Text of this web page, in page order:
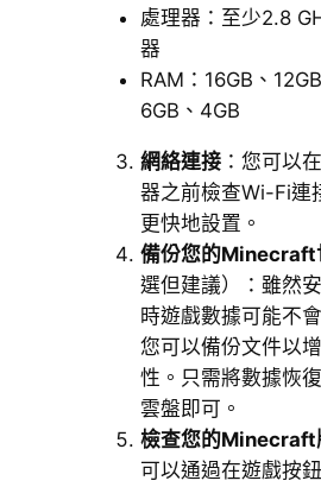
處理器：至少2.8
器
RAM：16GB、
6GB、4GB
網絡連接：您可以
器之前檢查Wi-Fi連
更快地設置。
備份您的Minecraft
選但建議）：雖然
時遊戲數據可能不
您可以備份文件以
性。只需將數據恢
雲盤即可。
檢查您的Minecraft
可以通過在遊戲按